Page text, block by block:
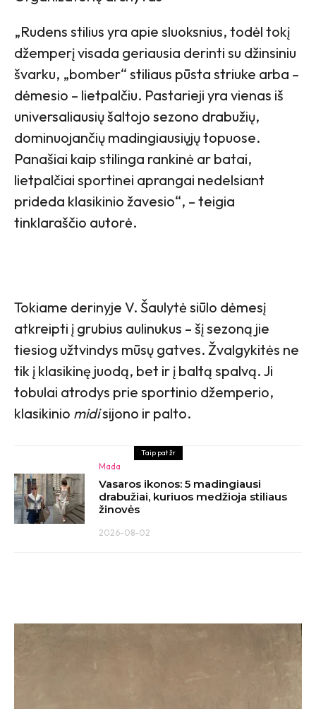
„Rudens stilius yra apie sluoksnius, todėl tokį
džemperį visada geriausia derinti su džinsiniu
švarku, „bomber“ stiliaus pūsta striuke arba –
dėmesio – lietpalčiu. Pastarieji yra vienas iš
universaliausių šaltojo sezono drabužių,
dominuojančių madingiausiųjų topuose.
Panašiai kaip stilinga rankinė ar batai,
lietpalčiai sportinei aprangai nedelsiant
prideda klasikinio žavesio“, – teigia
tinklaraščio autorė.
Tokiame derinyje V. Šaulytė siūlo dėmesį
atkreipti į grubius aulinukus – šį sezoną jie
tiesiog užtvindys mūsų gatves. Žvalgykitės ne
tik į klasikinę juodą, bet ir į baltą spalvą. Ji
tobulai atrodys prie sportinio džemperio,
klasikinio midisijono ir palto.
Taip pat žr
Mada
Vasaros ikonos: 5 madingiausi
drabužiai, kuriuos medžioja stiliaus
žinovės
2026-08-02